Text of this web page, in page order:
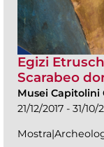
Egizi
Scarabeo
Musei
21/12/2017 - 31/10/